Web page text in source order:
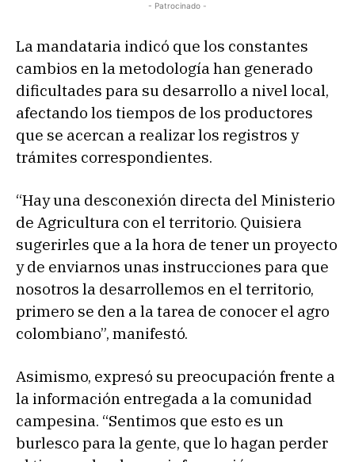
- Patrocinado -
La mandataria indicó que los constantes
cambios en la metodología han generado
dificultades para su desarrollo a nivel local,
afectando los tiempos de los productores
que se acercan a realizar los registros y
trámites correspondientes.
“Hay una desconexión directa del Ministerio
de Agricultura con el territorio. Quisiera
sugerirles que a la hora de tener un proyecto
y de enviarnos unas instrucciones para que
nosotros la desarrollemos en el territorio,
primero se den a la tarea de conocer el agro
colombiano”, manifestó.
Asimismo, expresó su preocupación frente a
la información entregada a la comunidad
campesina. “Sentimos que esto es un
burlesco para la gente, que lo hagan perder